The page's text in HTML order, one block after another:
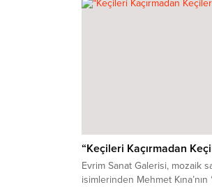
“Keçileri Kaçırmadan
Evrim Sanat Galerisi, mozaik
isimlerinden Mehmet Kına’nın